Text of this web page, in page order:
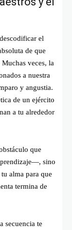
el
de que
veces, la
a nuestra
y angustia.
de un ejército
a tu alrededor
que
sino
alma para que
termina de
secuencia te